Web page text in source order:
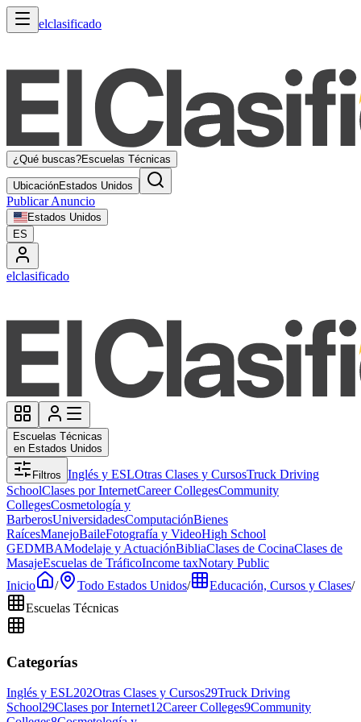
elclasificado
¿Qué buscas?Escuelas Técnicas
UbicaciónEstados Unidos
Publicar Anuncio
Estados Unidos
ES
elclasificado
Escuelas Técnicas
en Estados Unidos
Filtros Inglés y ESLOtras Clases y CursosTruck Driving
SchoolClases por InternetCareer CollegesCommunity
CollegesCosmetología y
BarberosUniversidadesComputaciónBienes
RaícesManejoBaileFotografía y VideoHigh School
GEDMBAModelaje y ActuaciónBibliaClases de CocinaClases de
MasajeEscuelas de TráficoIncome taxNotary Public
Inicio
/ Todo Estados Unidos/ Educación, Cursos y Clases/
Escuelas Técnicas
Categorías
Inglés y ESL202Otras Clases y Cursos29Truck Driving
School29Clases por Internet12Career Colleges9Community